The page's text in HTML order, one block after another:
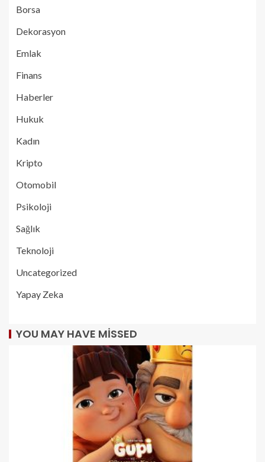
Borsa
Dekorasyon
Emlak
Finans
Haberler
Hukuk
Kadın
Kripto
Otomobil
Psikoloji
Sağlık
Teknoloji
Uncategorized
Yapay Zeka
YOU MAY HAVE MISSED